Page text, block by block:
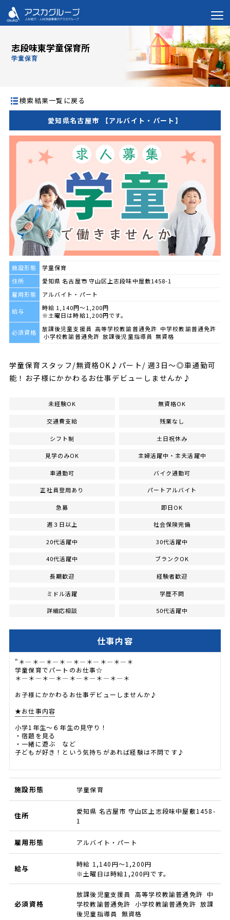
志段味東学童保育所
学童保育
検索結果一覧に戻る
愛知県名古屋市 【アルバイト・パート】
施設形態
学童保育
住所
愛知県 名古屋市 守山区上志段味中屋敷1458-1
雇用形態
アルバイト・パート
給与
時給 1,140円～1,200円
※土曜日は時給1,200円です。
必須資格
放課後児童支援員 高等学校教諭普通免許 中学校教諭普通免許
小学校教諭普通免許 放課後児童指導員 無資格
学童保育スタッフ/無資格OK♪パート/ 週3日～◎車通勤可
能！お子様にかかわるお仕事デビューしませんか♪
未経験OK 無資格OK
交通費支給 残業なし
シフト制 土日祝休み
見学のみOK 主婦活躍中・主夫活躍中
車通勤可 バイク通勤可
正社員登用あり パートアルバイト
急募 即日OK
週３日以上 社会保険完備
20代活躍中 30代活躍中
40代活躍中 ブランクOK
長期歓迎 経験者歓迎
ミドル活躍 学歴不問
詳細応相談 50代活躍中
仕事内容
"＊―＊―＊―＊―＊―＊―＊―＊―＊
学童保育でパートのお仕事☆
＊―＊―＊―＊―＊―＊―＊―＊―＊
お子様にかかわるお仕事デビューしませんか♪
★お仕事内容
￣￣￣￣￣￣
小学1年生～６年生の見守り！
・宿題を見る
・一緒に遊ぶ など
子どもが好き！という気持ちがあれば経験は不問です♪
施設形態 学童保育
住所
愛知県 名古屋市 守山区上志段味中屋敷1458-
1
雇用形態 アルバイト・パート
給与
時給 1,140円～1,200円
※土曜日は時給1,200円です。
必須資格
放課後児童支援員 高等学校教諭普通免許 中
学校教諭普通免許 小学校教諭普通免許 放課
後児童指導員 無資格